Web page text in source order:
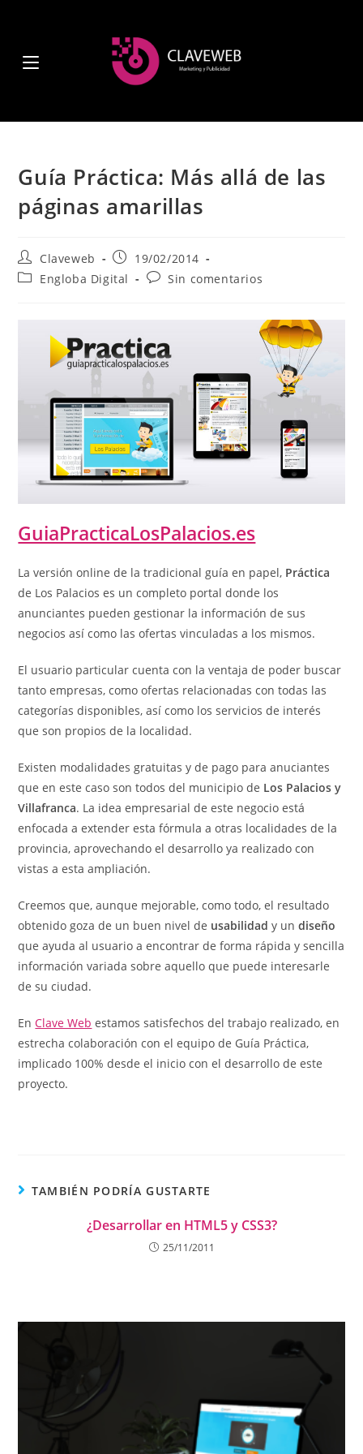
Guía Práctica: Más allá de las
páginas amarillas
Claveweb
19/02/2014
Engloba Digital
Sin comentarios
GuiaPracticaLosPalacios.es
La versión online de la tradicional guía en papel, Práctica
de Los Palacios es un completo portal donde los
anunciantes pueden gestionar la información de sus
negocios así como las ofertas vinculadas a los mismos.
El usuario particular cuenta con la ventaja de poder buscar
tanto empresas, como ofertas relacionadas con todas las
categorías disponibles, así como los servicios de interés
que son propios de la localidad.
Existen modalidades gratuitas y de pago para anuciantes
que en este caso son todos del municipio de Los Palacios y
Villafranca. La idea empresarial de este negocio está
enfocada a extender esta fórmula a otras localidades de la
provincia, aprovechando el desarrollo ya realizado con
vistas a esta ampliación.
Creemos que, aunque mejorable, como todo, el resultado
obtenido goza de un buen nivel de usabilidad y undiseño
que ayuda al usuario a encontrar de forma rápida y sencilla
información variada sobre aquello que puede interesarle
de su ciudad.
EnClave Web estamos satisfechos del trabajo realizado, en
estrecha colaboración con el equipo de Guía Práctica,
implicado 100% desde el inicio con el desarrollo de este
proyecto.
TAMBIÉN PODRÍA GUSTARTE
¿Desarrollar en HTML5 y CSS3?
25/11/2011